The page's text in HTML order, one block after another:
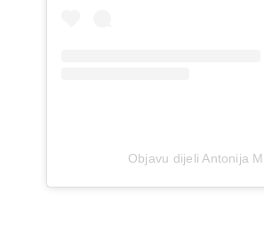
Objavu dijeli Antonija